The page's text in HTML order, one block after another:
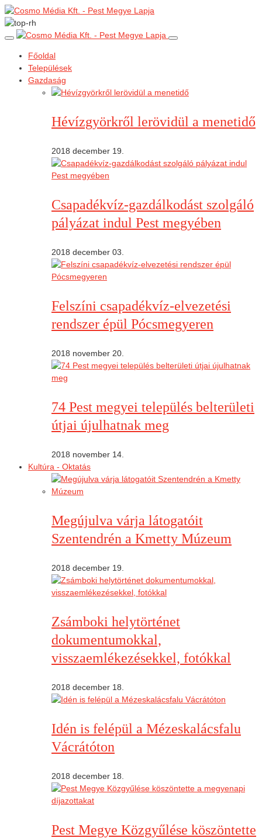
Főoldal
Települések
Gazdaság
Hévízgyörkről lerövidül a menetidő
2018 december 19.
Csapadékvíz-gazdálkodást szolgáló
pályázat indul Pest megyében
2018 december 03.
Felszíni csapadékvíz-elvezetési
rendszer épül Pócsmegyeren
2018 november 20.
74 Pest megyei település belterületi
útjai újulhatnak meg
2018 november 14.
Kultúra - Oktatás
Megújulva várja látogatóit
Szentendrén a Kmetty Múzeum
2018 december 19.
Zsámboki helytörténet
dokumentumokkal,
visszaemlékezésekkel, fotókkal
2018 december 18.
Idén is felépül a Mézeskalácsfalu
Vácrátóton
2018 december 18.
Pest Megye Közgyűlése köszöntette